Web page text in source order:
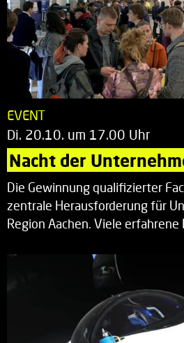
EVENT
Di. 20.10. um 17.00 Uhr
Nacht der
Die Gewinnung qualifizierter
zentrale Herausforderung für
Region Aachen. Viele